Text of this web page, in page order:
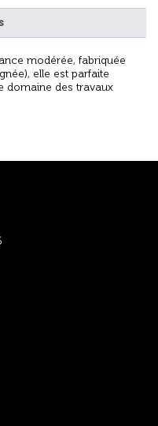
modérée, fabriquée
elle est parfaite
domaine des travaux